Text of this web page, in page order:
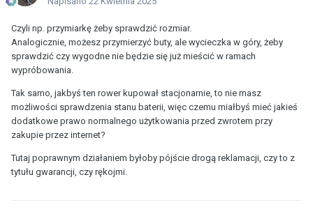
Czyli np. przymiarkę żeby sprawdzić rozmiar.
Analogicznie, możesz przymierzyć buty, ale wycieczka w góry, żeby
sprawdzić czy wygodne nie będzie się już mieścić w ramach
wypróbowania.
Tak samo, jakbyś ten rower kupował stacjonarnie, to nie masz
możliwości sprawdzenia stanu baterii, więc czemu miałbyś mieć jakieś
dodatkowe prawo normalnego użytkowania przed zwrotem przy
zakupie przez internet?
Tutaj poprawnym działaniem byłoby pójście drogą reklamacji, czy to z
tytułu gwarancji, czy rękojmi.